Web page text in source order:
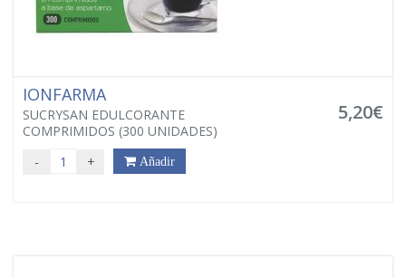
IONFARMA
SUCRYSAN EDULCORANTE
COMPRIMIDOS (300 UNIDADES)
5,20€
- + Añadir